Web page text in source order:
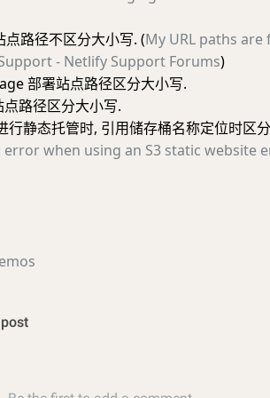
路径不区分大小写. (My URL paths are
- Netlify Support Forums)
部署站点路径区分大小写.
路径区分大小写.
行静态托管时, 引用储存桶名称定位时区
error when using an S3 static website